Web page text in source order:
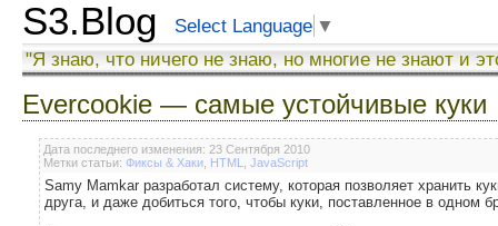
S3.Blog Select Language ▼
"Я знаю, что ничего не знаю, но многие не знают и
Evercookie — самые устойчивые куки
Дата последнего изменения: 23 Сентября 2010
Метки статьи: Фиксы & Хаки HTML JavaScript
Samy Mamkar разработал систему, которая позволяет хранить
друга, и даже добиться того, чтобы куки, поставленное в одном